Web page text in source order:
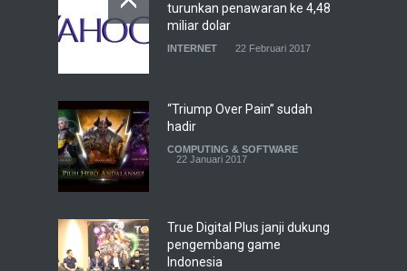
turunkan penawaran ke 4,48
miliar dolar
INTERNET 22 Februari 2017
“Triump Over Pain” sudah
hadir
COMPUTING & SOFTWARE
22 Januari 2017
True Digital Plus janji dukung
pengembang game
Indonesia